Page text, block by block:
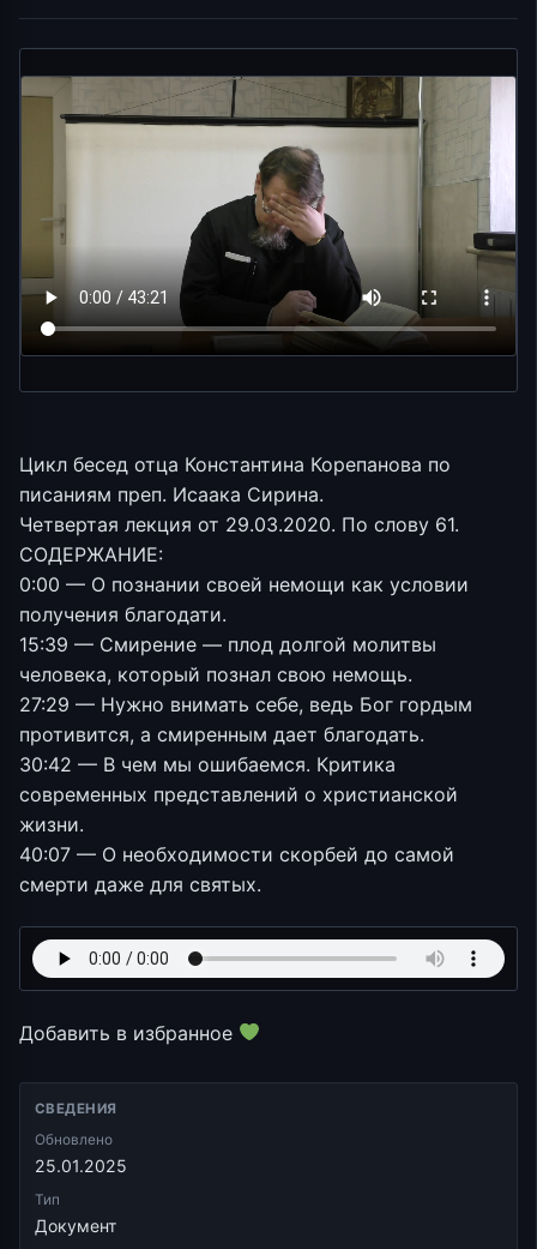
Цикл бесед отца Константина Корепанова по
писаниям преп. Исаака Сирина.
Четвертая лекция от 29.03.2020. По слову 61.
СОДЕРЖАНИЕ:
0:00 — О познании своей немощи как условии
получения благодати.
15:39 — Смирение — плод долгой молитвы
человека, который познал свою немощь.
27:29 — Нужно внимать себе, ведь Бог гордым
противится, а смиренным дает благодать.
30:42 — В чем мы ошибаемся. Критика
современных представлений о христианской
жизни.
40:07 — О необходимости скорбей до самой
смерти даже для святых.
Добавить в избранное
СВЕДЕНИЯ
Обновлено
25.01.2025
Тип
Документ